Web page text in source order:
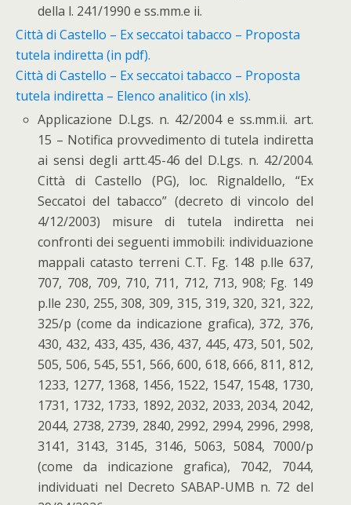
della l. 241/1990 e ss.mm.e ii.
Città di Castello – Ex seccatoi tabacco – Proposta
tutela indiretta (in pdf).
Città di Castello – Ex seccatoi tabacco – Proposta
tutela indiretta – Elenco analitico (in xls).
Applicazione D.Lgs. n. 42/2004 e ss.mm.ii. art.
15 – Notifica provvedimento di tutela indiretta
ai sensi degli artt.45-46 del D.Lgs. n. 42/2004.
Città di Castello (PG), loc. Rignaldello, “Ex
Seccatoi del tabacco” (decreto di vincolo del
4/12/2003) misure di tutela indiretta nei
confronti dei seguenti immobili: individuazione
mappali catasto terreni C.T. Fg. 148 p.lle 637,
707, 708, 709, 710, 711, 712, 713, 908; Fg. 149
p.lle 230, 255, 308, 309, 315, 319, 320, 321, 322,
325/p (come da indicazione grafica), 372, 376,
430, 432, 433, 435, 436, 437, 445, 473, 501, 502,
505, 506, 545, 551, 566, 600, 618, 666, 811, 812,
1233, 1277, 1368, 1456, 1522, 1547, 1548, 1730,
1731, 1732, 1733, 1892, 2032, 2033, 2034, 2042,
2044, 2738, 2739, 2840, 2992, 2994, 2996, 2998,
3141, 3143, 3145, 3146, 5063, 5084, 7000/p
(come da indicazione grafica), 7042, 7044,
individuati nel Decreto SABAP-UMB n. 72 del